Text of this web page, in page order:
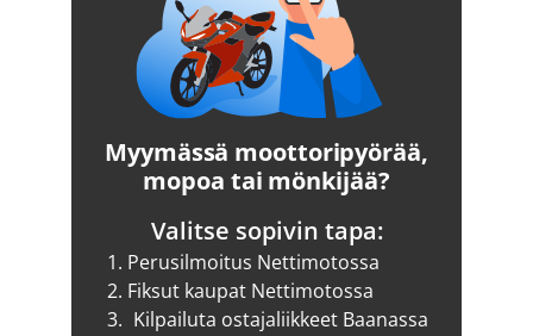
Myymässä moottoripyörää,
mopoa tai mönkijää?
Valitse sopivin tapa:
1. Perusilmoitus Nettimotossa
2. Fiksut kaupat Nettimotossa
3. Kilpailuta ostajaliikkeet Baanassa